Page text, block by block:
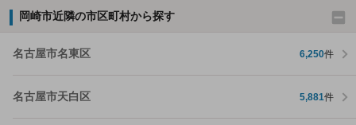
岡崎市近隣の市区町村から探す
名古屋市名東区 6,250件
名古屋市天白区 5,881件